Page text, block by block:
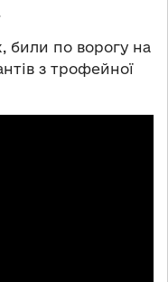
били по ворогу на
з трофейної